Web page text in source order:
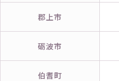
郡上市
砺波市
伯耆町